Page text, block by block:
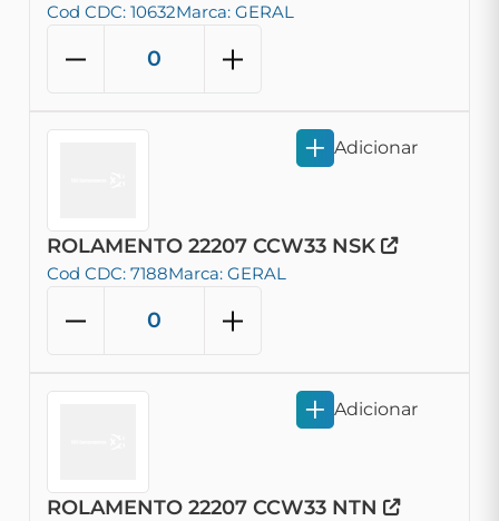
Cod CDC: 10632Marca: GERAL
ROLAMENTO 22207 CCW33 NSK
Cod CDC: 7188Marca: GERAL
Adicionar
ROLAMENTO 22207 CCW33 NTN
Adicionar